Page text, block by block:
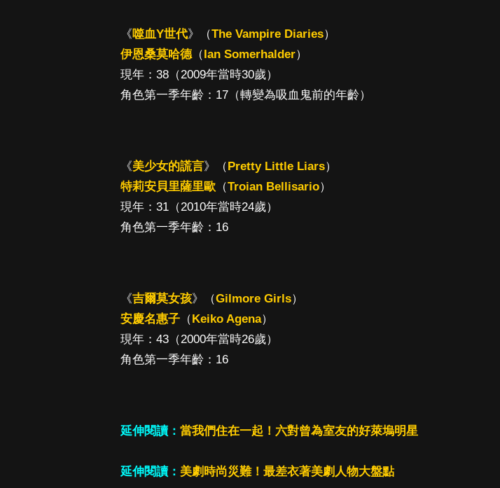
《噬血Y世代》（The Vampire Diaries）
伊恩桑莫哈德（Ian Somerhalder）
現年：38（2009年當時30歲）
角色第一季年齡：17（轉變為吸血鬼前的年齡）
《美少女的謊言》（Pretty Little Liars）
特莉安貝里薩里歐 （Troian Bellisario）
現年：31（2010年當時24歲）
角色第一季年齡：16
《吉爾莫女孩》（Gilmore Girls）
安慶名惠子 （Keiko Agena）
現年：43（2000年當時26歲）
角色第一季年齡：16
延伸閱讀： 當我們住在一起！六對曾為室友的好萊塢明星
延伸閱讀： 美劇時尚災難！最差衣著美劇人物大盤點